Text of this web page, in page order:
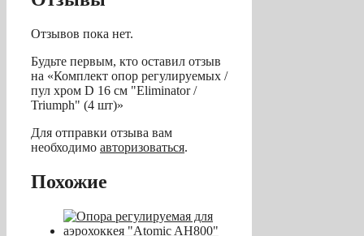
шт)
Отзывов пока нет.
Будьте первым, кто оставил отзыв
на «Комплект опор регулируемых /
пул хром D 16 см "Eliminator /
Triumph" (4 шт)»
Для отправки отзыва вам
необходимо авторизоваться.
Похожие